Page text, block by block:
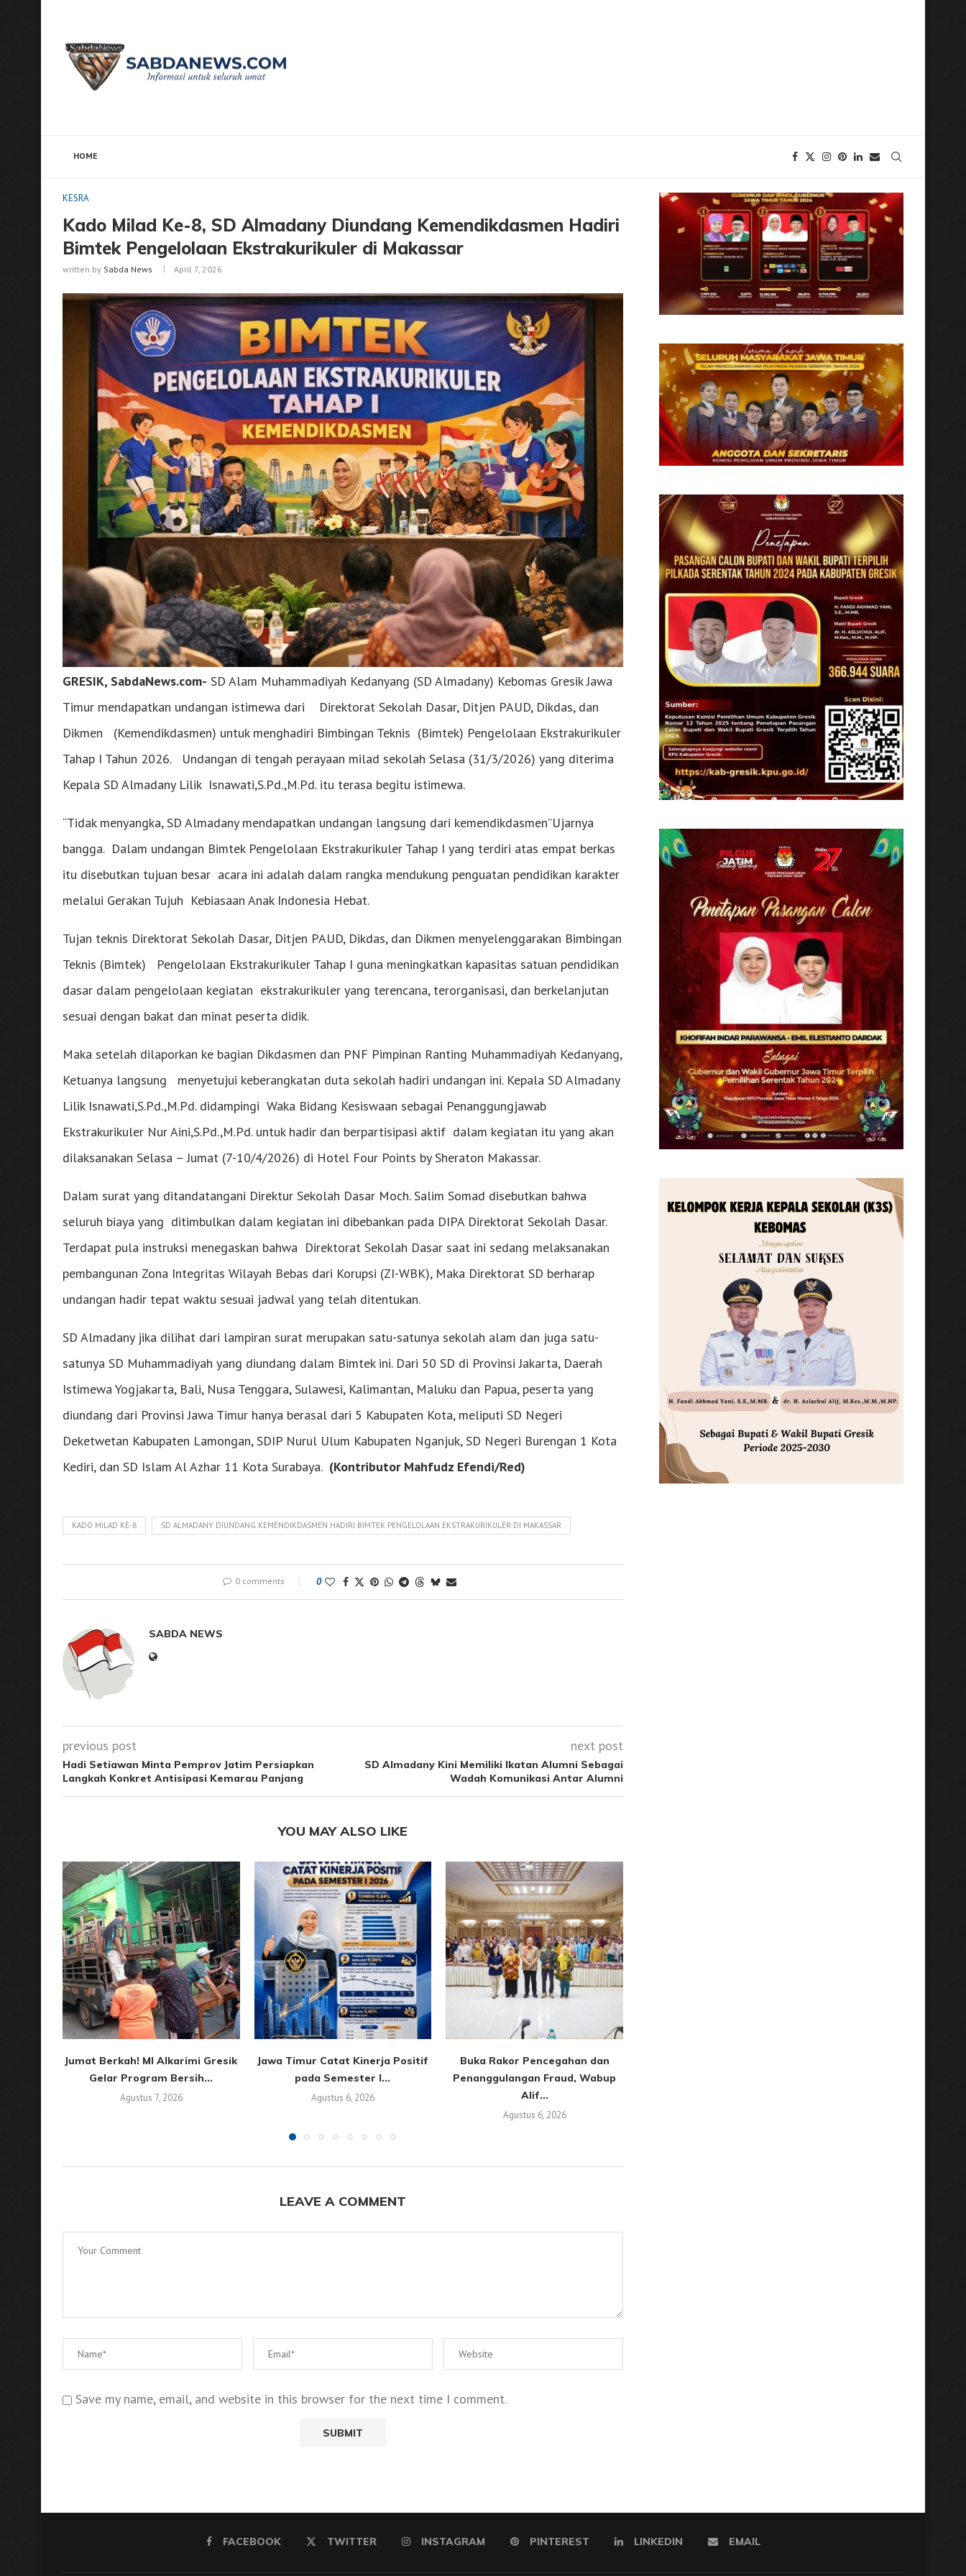
HOME
KESRA
Kado Milad Ke-8, SD Almadany Diundang Kemendikdasmen Hadiri
Bimtek Pengelolaan Ekstrakurikuler di Makassar
written by Sabda News April 7, 2026
GRESIK, SabdaNews.com- SD Alam Muhammadiyah Kedanyang (SD Almadany) Kebomas Gresik Jawa
Timur mendapatkan undangan istimewa dari Direktorat Sekolah Dasar, Ditjen PAUD, Dikdas, dan
Dikmen (Kemendikdasmen) untuk menghadiri Bimbingan Teknis (Bimtek) Pengelolaan Ekstrakurikuler
Tahap I Tahun 2026. Undangan di tengah perayaan milad sekolah Selasa (31/3/2026) yang diterima
Kepala SD Almadany Lilik Isnawati,S.Pd.,M.Pd. itu terasa begitu istimewa.
“Tidak menyangka, SD Almadany mendapatkan undangan langsung dari kemendikdasmen”Ujarnya
bangga. Dalam undangan Bimtek Pengelolaan Ekstrakurikuler Tahap I yang terdiri atas empat berkas
itu disebutkan tujuan besar acara ini adalah dalam rangka mendukung penguatan pendidikan karakter
melalui Gerakan Tujuh Kebiasaan Anak Indonesia Hebat.
Tujan teknis Direktorat Sekolah Dasar, Ditjen PAUD, Dikdas, dan Dikmen menyelenggarakan Bimbingan
Teknis (Bimtek) Pengelolaan Ekstrakurikuler Tahap I guna meningkatkan kapasitas satuan pendidikan
dasar dalam pengelolaan kegiatan ekstrakurikuler yang terencana, terorganisasi, dan berkelanjutan
sesuai dengan bakat dan minat peserta didik.
Maka setelah dilaporkan ke bagian Dikdasmen dan PNF Pimpinan Ranting Muhammadiyah Kedanyang,
Ketuanya langsung menyetujui keberangkatan duta sekolah hadiri undangan ini. Kepala SD Almadany
Lilik Isnawati,S.Pd.,M.Pd. didampingi Waka Bidang Kesiswaan sebagai Penanggungjawab
Ekstrakurikuler Nur Aini,S.Pd.,M.Pd. untuk hadir dan berpartisipasi aktif dalam kegiatan itu yang akan
dilaksanakan Selasa – Jumat (7-10/4/2026) di Hotel Four Points by Sheraton Makassar.
Dalam surat yang ditandatangani Direktur Sekolah Dasar Moch. Salim Somad disebutkan bahwa
seluruh biaya yang ditimbulkan dalam kegiatan ini dibebankan pada DIPA Direktorat Sekolah Dasar.
Terdapat pula instruksi menegaskan bahwa Direktorat Sekolah Dasar saat ini sedang melaksanakan
pembangunan Zona Integritas Wilayah Bebas dari Korupsi (ZI-WBK), Maka Direktorat SD berharap
undangan hadir tepat waktu sesuai jadwal yang telah ditentukan.
SD Almadany jika dilihat dari lampiran surat merupakan satu-satunya sekolah alam dan juga satu-
satunya SD Muhammadiyah yang diundang dalam Bimtek ini. Dari 50 SD di Provinsi Jakarta, Daerah
Istimewa Yogjakarta, Bali, Nusa Tenggara, Sulawesi, Kalimantan, Maluku dan Papua, peserta yang
diundang dari Provinsi Jawa Timur hanya berasal dari 5 Kabupaten Kota, meliputi SD Negeri
Deketwetan Kabupaten Lamongan, SDIP Nurul Ulum Kabupaten Nganjuk, SD Negeri Burengan 1 Kota
Kediri, dan SD Islam Al Azhar 11 Kota Surabaya. (Kontributor Mahfudz Efendi/Red)
KADO MILAD KE-8 SD ALMADANY DIUNDANG KEMENDIKDASMEN HADIRI BIMTEK PENGELOLAAN EKSTRAKURIKULER DI MAKASSAR
0 comments 0
SABDA NEWS
previous post
Hadi Setiawan Minta Pemprov Jatim Persiapkan
Langkah Konkret Antisipasi Kemarau Panjang
next post
SD Almadany Kini Memiliki Ikatan Alumni Sebagai
Wadah Komunikasi Antar Alumni
YOU MAY ALSO LIKE
Jumat Berkah! MI Alkarimi Gresik
Gelar Program Bersih...
Agustus 7, 2026
Jawa Timur Catat Kinerja Positif
pada Semester I...
Agustus 6, 2026
Buka Rakor Pencegahan dan
Penanggulangan Fraud, Wabup
Alif...
Agustus 6, 2026
LEAVE A COMMENT
Save my name, email, and website in this browser for the next time I comment.
FACEBOOK TWITTER INSTAGRAM PINTEREST LINKEDIN EMAIL